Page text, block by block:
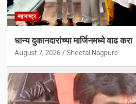
महाराष्ट्र
धान्य दुकानदारांच्या मार्जिनमध्ये वाढ करा
August 7, 2026 Sheetal Nagpure